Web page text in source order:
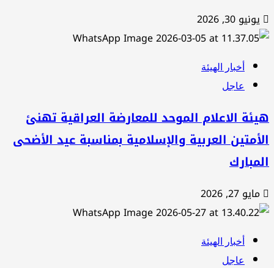
يونيو 30, 2026
أخبار الهيئة
عاجل
الاعلام الموحد للمعارضة العراقية تهنئ
العربية والإسلامية بمناسبة عيد الأضحى
مايو 27, 2026
أخبار الهيئة
عاجل